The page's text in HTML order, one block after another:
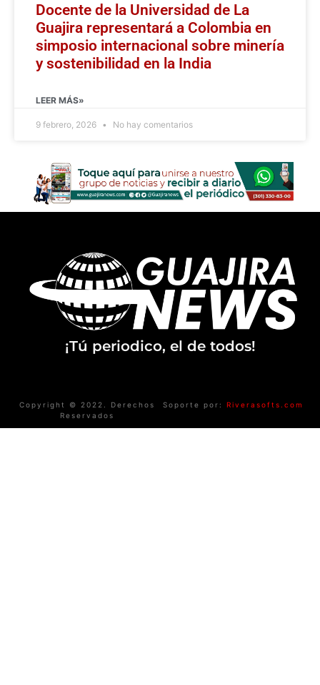
Docente de la Universidad de La
Guajira representará a Colombia en
simposio internacional sobre minería
y sostenibilidad en la India
LEER MÁS»
9 febrero, 2026 No hay comentarios
¡Tú periodico, el de todos!
Copyright © 2022. Derechos
Reservados
Soporte por: Riverasofts.com